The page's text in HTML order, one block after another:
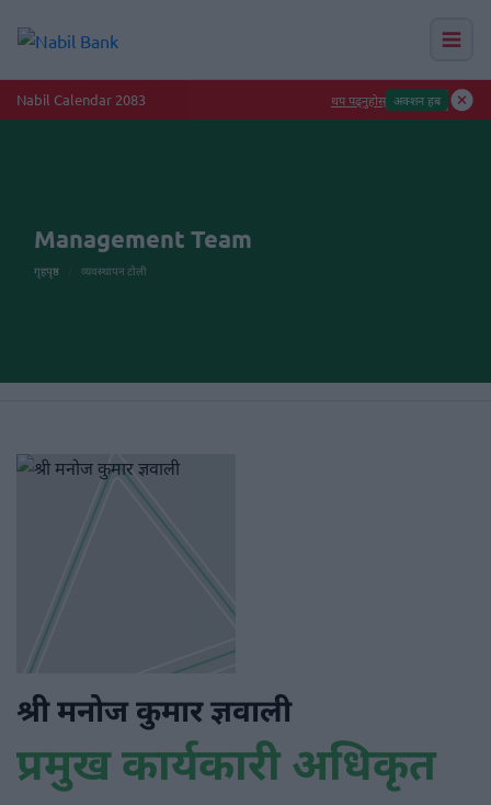
Nabil Calendar 2083 थप पढ्नुहोस् अक्शन हब
Management Team
गृहपृष्ठ व्यवस्थापन टोली
श्री मनोज कुमार ज्ञवाली
प्रमुख कार्यकारी अधिकृत